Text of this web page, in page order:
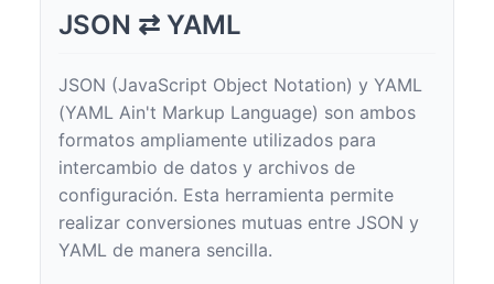
JSON ⇄ YAML
JSON (JavaScript Object Notation) y YAML
(YAML Ain't Markup Language) son ambos
formatos ampliamente utilizados para
intercambio de datos y archivos de
configuración. Esta herramienta permite
realizar conversiones mutuas entre JSON y
YAML de manera sencilla.